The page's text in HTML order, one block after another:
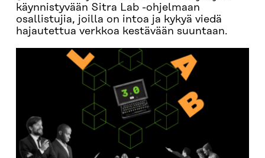
käynnistyvään Sitra Lab -ohjelmaan
osallistujia, joilla on intoa ja kykyä viedä
hajautettua verkkoa kestävään suuntaan.